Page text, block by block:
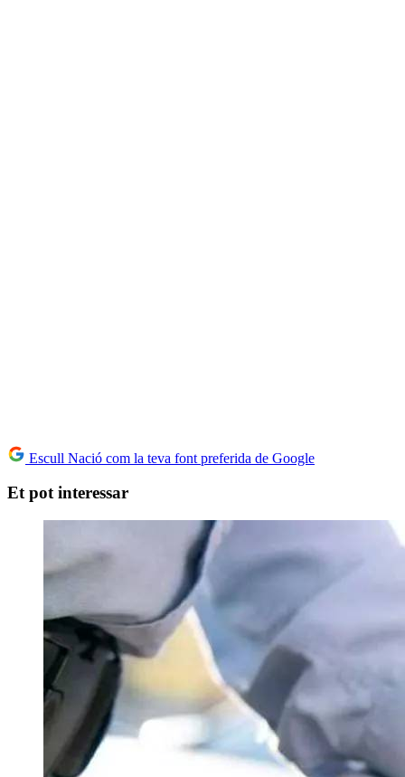
Escull Nació com la teva font preferida de Google
Et pot interessar